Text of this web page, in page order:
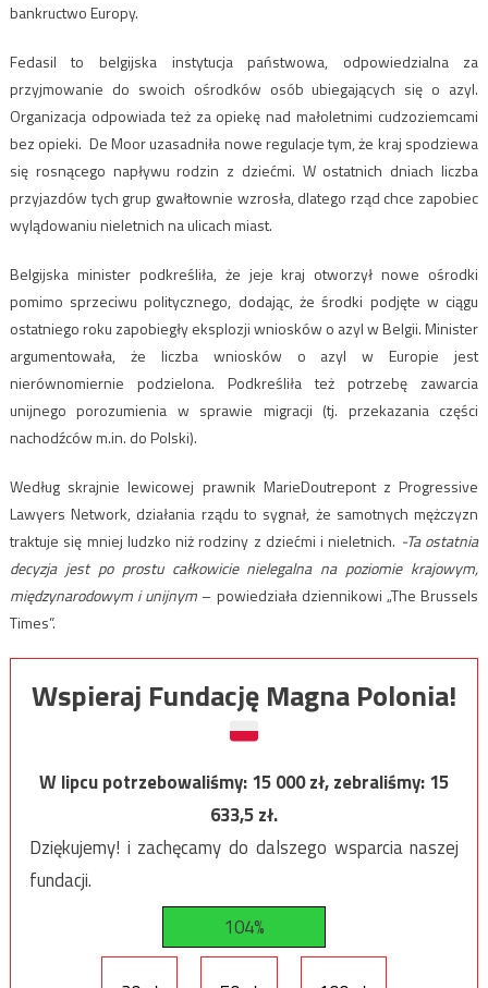
bankructwo Europy.
Fedasil to belgijska instytucja państwowa, odpowiedzialna za
przyjmowanie do swoich ośrodków osób ubiegających się o azyl.
Organizacja odpowiada też za opiekę nad małoletnimi cudzoziemcami
bez opieki. De Moor uzasadniła nowe regulacje tym, że kraj spodziewa
się rosnącego napływu rodzin z dziećmi. W ostatnich dniach liczba
przyjazdów tych grup gwałtownie wzrosła, dlatego rząd chce zapobiec
wylądowaniu nieletnich na ulicach miast.
Belgijska minister podkreśliła, że jeje kraj otworzył nowe ośrodki
pomimo sprzeciwu politycznego, dodając, że środki podjęte w ciągu
ostatniego roku zapobiegły eksplozji wniosków o azyl w Belgii. Minister
argumentowała, że liczba wniosków o azyl w Europie jest
nierównomiernie podzielona. Podkreśliła też potrzebę zawarcia
unijnego porozumienia w sprawie migracji (tj. przekazania części
nachodźców m.in. do Polski).
Według skrajnie lewicowej prawnik MarieDoutrepont z Progressive
Lawyers Network, działania rządu to sygnał, że samotnych mężczyzn
traktuje się mniej ludzko niż rodziny z dziećmi i nieletnich. -Ta ostatnia
decyzja jest po prostu całkowicie nielegalna na poziomie krajowym,
międzynarodowym i unijnym – powiedziała dziennikowi „The Brussels
Times”.
Wspieraj Fundację Magna Polonia!
W lipcu potrzebowaliśmy:15 000zł, zebraliśmy:15
633,5zł.
Dziękujemy! i zachęcamy do dalszego wsparcia naszej
fundacji.
104%